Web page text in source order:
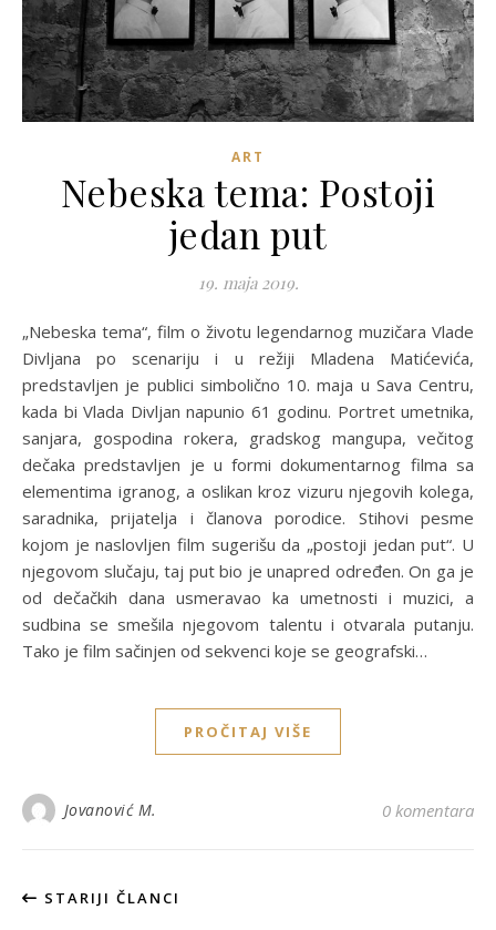
ART
Nebeska tema: Postoji
jedan put
19. maja 2019.
„Nebeska tema“, film o životu legendarnog muzičara Vlade
Divljana po scenariju i u režiji Mladena Matićevića,
predstavljen je publici simbolično 10. maja u Sava Centru,
kada bi Vlada Divljan napunio 61 godinu. Portret umetnika,
sanjara, gospodina rokera, gradskog mangupa, večitog
dečaka predstavljen je u formi dokumentarnog filma sa
elementima igranog, a oslikan kroz vizuru njegovih kolega,
saradnika, prijatelja i članova porodice. Stihovi pesme
kojom je naslovljen film sugerišu da „postoji jedan put“. U
njegovom slučaju, taj put bio je unapred određen. On ga je
od dečačkih dana usmeravao ka umetnosti i muzici, a
sudbina se smešila njegovom talentu i otvarala putanju.
Tako je film sačinjen od sekvenci koje se geografski…
PROČITAJ VIŠE
Jovanović M. 0 komentara
STARIJI ČLANCI